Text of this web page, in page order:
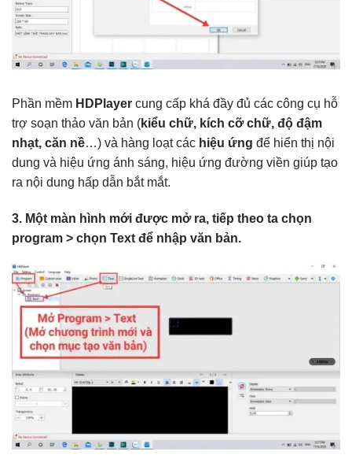
Phần mềm HDPlayer cung cấp khá đầy đủ các công cụ hỗ
trợ soạn thảo văn bản (kiểu chữ, kích cỡ chữ, độ đậm
nhạt, căn nề…) và hàng loạt các hiệu ứng để hiển thị nội
dung và hiệu ứng ánh sáng, hiệu ứng đường viền giúp tạo
ra nội dung hấp dẫn bắt mắt.
3. Một màn hình mới được mở ra, tiếp theo ta chọn
program > chọn Text để nhập văn bản.